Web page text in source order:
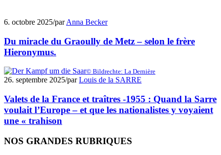
6. octobre 2025/parAnna Becker
Du miracle du Graoully de Metz – selon le frère
Hieronymus.
© Bildrechte: La Dernière
26. septembre 2025/parLouis de la SARRE
Valets de la France et traîtres -1955 : Quand la Sarre
voulait l’Europe – et que les nationalistes y voyaient
une « trahison
NOS GRANDES RUBRIQUES